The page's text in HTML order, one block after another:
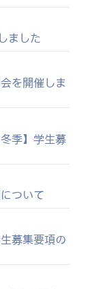
ました
を開催しま
季】学生募
ついて
募集要項の